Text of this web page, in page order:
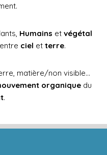
Humains et végétal
ciel et terre.
matière/non visible…
organique du
.